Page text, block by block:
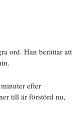
ord. Han berättar att
efter
till är förstörd nu,